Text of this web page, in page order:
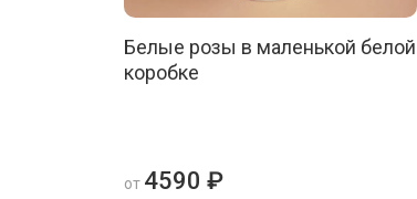
Белые розы в маленькой белой
коробке
от 4590 ₽